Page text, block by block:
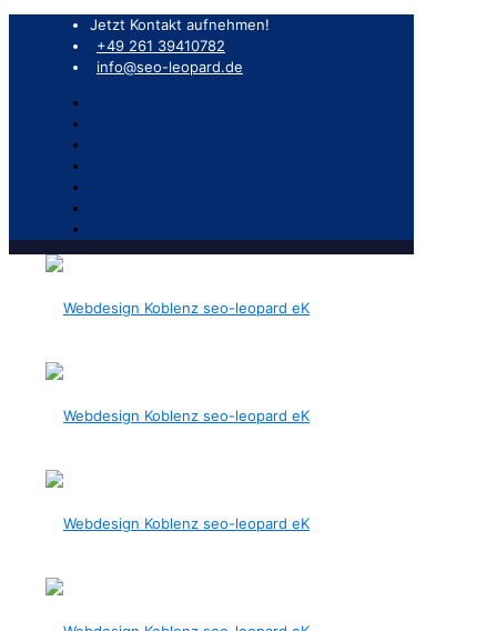
Jetzt Kontakt aufnehmen!
+49 261 39410782
info@seo-leopard.de